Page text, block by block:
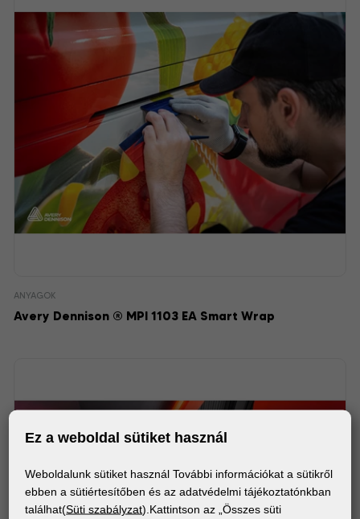
ANYAGOK
Avery Dennison ® MPI 1103 EA Smart Wrap
Ez a weboldal sütiket használ
Weboldalunk sütiket használ További információkat a sütikről
ebben a sütiértesítőben és az adatvédelmi tájékoztatónkban
találhat(Süti szabályzat).Kattintson az „Összes süti